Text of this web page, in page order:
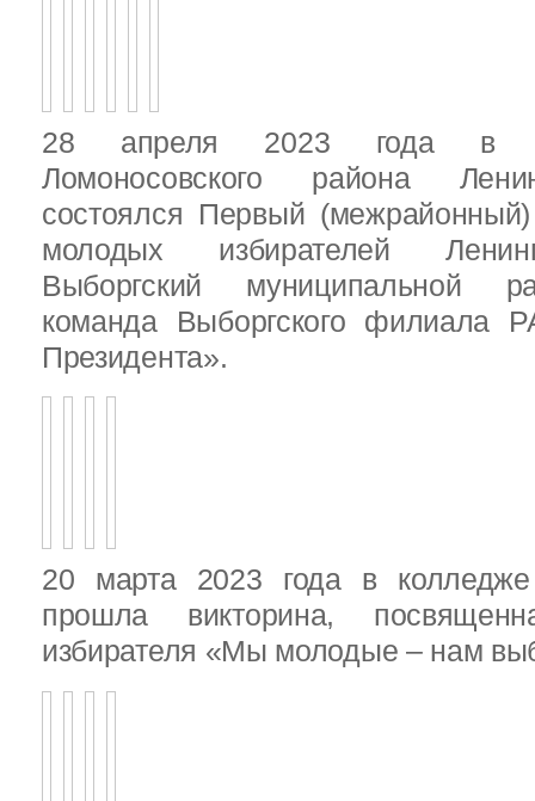
28 апреля 2023 года в
Ломоносовского района
состоялся Первый
молодых избирателей
Выборгский муниципальной
команда Выборгского филиала
Президента».
20 марта 2023 года в колледже
прошла викторина,
избирателя «Мы молодые – нам